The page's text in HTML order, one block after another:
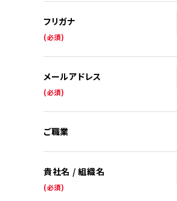
フリガナ
(必須)
メールアドレス
(必須)
ご職業
貴社名 / 組織名
(必須)